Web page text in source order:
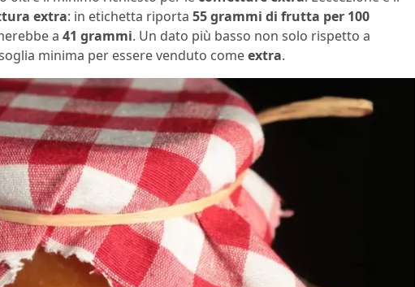
extra: in etichetta riporta 55 grammi di frutta per 100
a 41 grammi. Un dato più basso non solo rispetto a
minima per essere venduto comeextra.